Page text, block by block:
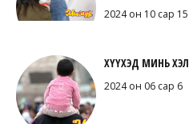
2024 он 10 сар 15
ХҮҮХЭД МИНЬ
2024 он 06 сар 6